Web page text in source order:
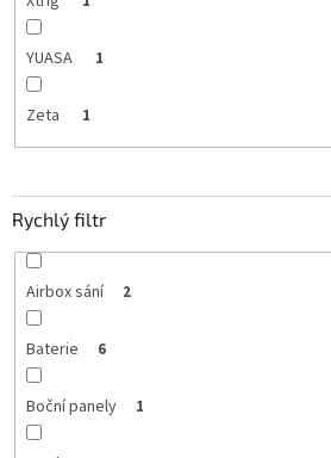
YUASA 1
Zeta 1
Rychlý filtr
Airbox sání 2
Baterie 6
Boční panely 1